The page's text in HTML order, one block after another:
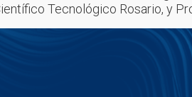
Tecnológico Rosario, y